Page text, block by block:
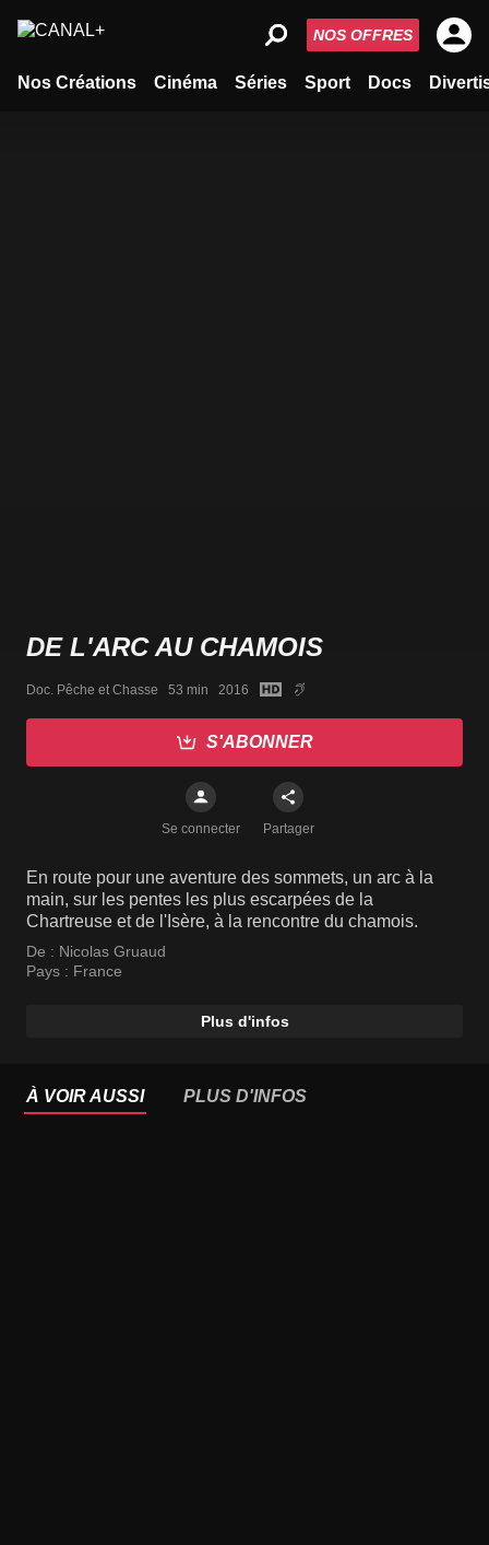
Nos Créations Cinéma Séries Sport Docs
NOS OFFRES
DE L'ARC AU CHAMOIS
Doc. Pêche et Chasse   53 min   2016
S'ABONNER
Se connecter Partager
En route pour une aventure des sommets, un arc à la
main, sur les pentes les plus escarpées de la
Chartreuse et de l'Isère, à la rencontre du chamois.
De : Nicolas Gruaud
Pays : France
Plus d'infos
À VOIR AUSSI PLUS D'INFOS